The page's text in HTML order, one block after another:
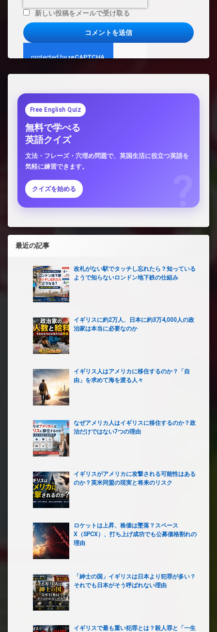
新しい投稿をメールで受け取る
Free English Quiz
無料で学べる
英語クイズ
文法・フレーズ・穴埋め問題で、英国生活に役立つ英語を
気軽に練習できます。
クイズを始める
最近の記事
改札がない駅でタッチし忘れたら？知っている
ようで知らないロンドン地下鉄の仕組み
イギリスに約2万人、日本に約3万4,000人の政
治家は本当に必要なのか
イギリス人はアメリカに移住するのか？「自
由」を求めて海を渡る人々
なぜアメリカ人はイギリスに移住するのか？政
治だけではない7つの理由
イギリスがアメリカに攻撃される可能性はある
のか？英米同盟の現実と将来のリスク
ロケットは上昇、株価は墜落？スペース
X（SPCX）、打ち上げ成功でも公募価格割れの
理由
「紳士の国」イギリスは日本より犯罪が多い？
それでも日本がそう呼ばれない理由
イギリスで最も重い犯罪とは？殺人罪と「一生